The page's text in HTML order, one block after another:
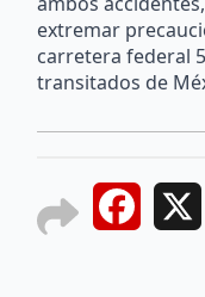
extremar
carretera federal
transitados de